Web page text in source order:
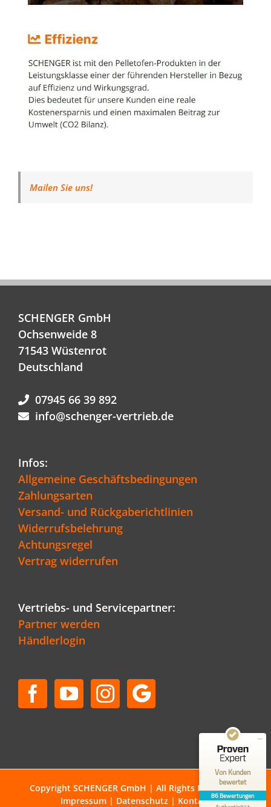
Mailen Sie uns!
SCHENGER GmbH
Ochsenweide 8
71543 Wüstenrot
Deutschland
07945 66 39 892
info@schenger-vertrieb.de
Infos:
Allgemeine Geschäftsbedingungen
Zahlungsarten
Versand- und Rückgaberichtlinien
Widerrufsbelehrung
Achtungsregel
Vertrag widerrufen
Vertriebs- und Servicepartner:
Partner werden
Händlerlogin
Copyright SCHENGER GmbH | All Rights Reserved |
Impressum| Datenschutz| Kontakt
Von Kunden
bewertet
86 Bewertungen
SEHR GUT
50
Bewertungen auf
ProvenExpert.com
Blick aufs ProvenExpert-Profil werfen